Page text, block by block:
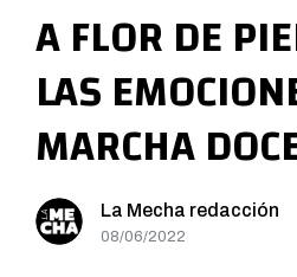
e
c
h
a
PERIODISMO
A FLOR DE
LAS
MARCHA
La Mecha redacción
08/06/2022